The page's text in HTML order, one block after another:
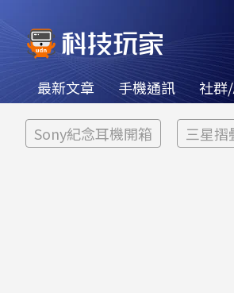
最新文章 手機通訊 社群
Sony紀念耳機開箱 三星摺